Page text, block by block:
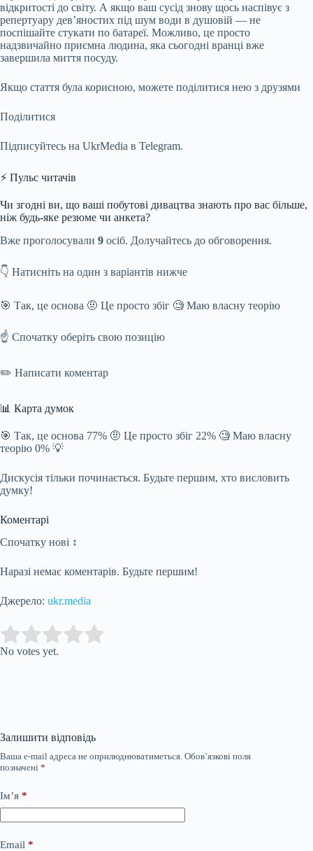
відкритості до світу. А якщо ваш сусід знову щось наспівує з
репертуару дев’яностих під шум води в душовій — не
поспішайте стукати по батареї. Можливо, це просто
надзвичайно приємна людина, яка сьогодні вранці вже
завершила миття посуду.
Якщо стаття була корисною, можете поділитися нею з друзями
Поділитися
Підписуйтесь на UkrMedia в Telegram.
⚡ Пульс читачів
Чи згодні ви, що ваші побутові дивацтва знають про вас більше,
ніж будь-яке резюме чи анкета?
Вже проголосували 9 осіб. Долучайтесь до обговорення.
👇 Натисніть на один з варіантів нижче
🎯 Так, це основа 🤨 Це просто збіг 🧐 Маю власну теорію
☝️ Спочатку оберіть свою позицію
✏️ Написати коментар
📊 Карта думок
🎯 Так, це основа 77% 🤨 Це просто збіг 22% 🧐 Маю власну
теорію 0% 💡
Дискусія тільки починається. Будьте першим, хто висловить
думку!
Коментарі
Спочатку нові ↕
Наразі немає коментарів. Будьте першим!
Джерело: ukr.media
Rate this item:
No votes yet.
Залишити відповідь
Ваша e-mail адреса не оприлюднюватиметься. Обов’язкові поля
позначені *
Ім’я *
Email *